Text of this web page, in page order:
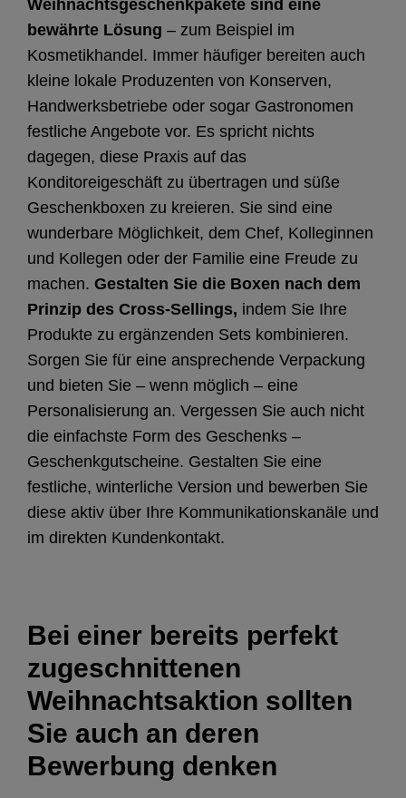
Weihnachtsgeschenkpakete sind eine
bewährte Lösung – zum Beispiel im
Kosmetikhandel. Immer häufiger bereiten auch
kleine lokale Produzenten von Konserven,
Handwerksbetriebe oder sogar Gastronomen
festliche Angebote vor. Es spricht nichts
dagegen, diese Praxis auf das
Konditoreigeschäft zu übertragen und süße
Geschenkboxen zu kreieren. Sie sind eine
wunderbare Möglichkeit, dem Chef, Kolleginnen
und Kollegen oder der Familie eine Freude zu
machen. Gestalten Sie die Boxen nach dem
Prinzip des Cross-Sellings, indem Sie Ihre
Produkte zu ergänzenden Sets kombinieren.
Sorgen Sie für eine ansprechende Verpackung
und bieten Sie – wenn möglich – eine
Personalisierung an. Vergessen Sie auch nicht
die einfachste Form des Geschenks –
Geschenkgutscheine. Gestalten Sie eine
festliche, winterliche Version und bewerben Sie
diese aktiv über Ihre Kommunikationskanäle und
im direkten Kundenkontakt.
Bei einer bereits perfekt
zugeschnittenen
Weihnachtsaktion sollten
Sie auch an deren
Bewerbung denken